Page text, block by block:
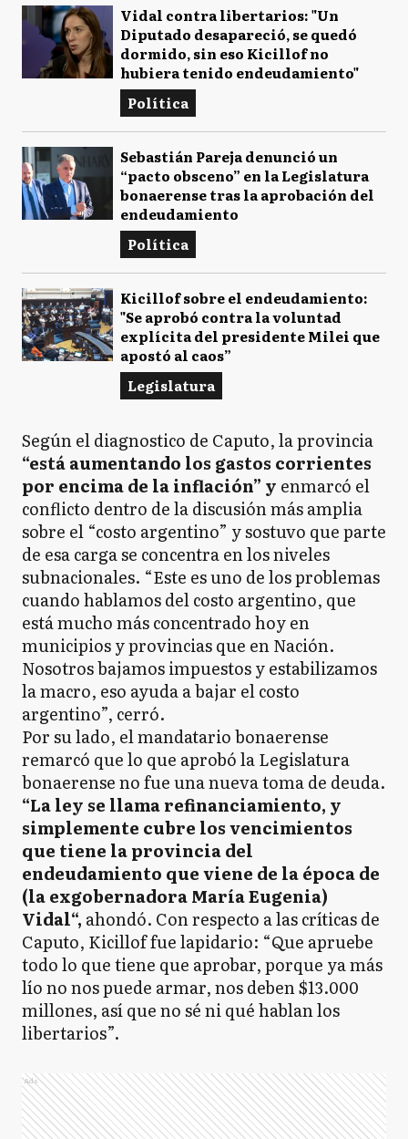
Vidal contra libertarios: "Un
Diputado desapareció, se quedó
dormido, sin eso Kicillof no
hubiera tenido endeudamiento"
Política
Sebastián Pareja denunció un
“pacto obsceno” en la Legislatura
bonaerense tras la aprobación del
endeudamiento
Política
Kicillof sobre el endeudamiento:
"Se aprobó contra la voluntad
explícita del presidente Milei que
apostó al caos”
Legislatura
Según el diagnostico de Caputo, la provincia
“está aumentando los gastos corrientes
por encima de la inflación” y enmarcó el
conflicto dentro de la discusión más amplia
sobre el “costo argentino” y sostuvo que parte
de esa carga se concentra en los niveles
subnacionales. “Este es uno de los problemas
cuando hablamos del costo argentino, que
está mucho más concentrado hoy en
municipios y provincias que en Nación.
Nosotros bajamos impuestos y estabilizamos
la macro, eso ayuda a bajar el costo
argentino”, cerró.
Por su lado, el mandatario bonaerense
remarcó que lo que aprobó la Legislatura
bonaerense no fue una nueva toma de deuda.
“La ley se llama refinanciamiento, y
simplemente cubre los vencimientos
que tiene la provincia del
endeudamiento que viene de la época de
(la exgobernadora María Eugenia)
Vidal“, ahondó. Con respecto a las críticas de
Caputo, Kicillof fue lapidario: “Que apruebe
todo lo que tiene que aprobar, porque ya más
lío no nos puede armar, nos deben $13.000
millones, así que no sé ni qué hablan los
libertarios”.
Ads